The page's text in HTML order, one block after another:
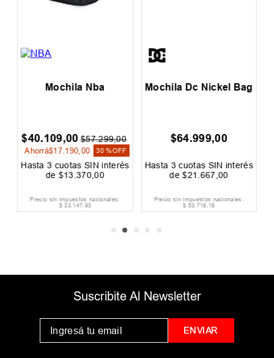
Mochila Nba
$40.109,00 $57.299,00
Ahorrá$17. 190 00 30 %OFF
Hasta 3 cuotas SIN interés
de $13 370 ,00
Precio sin impuestos nacionales:
$ 33.147,93
Mochila Dc Nickel Bag
$64.999,00
Hasta 3 cuotas SIN interés
de$21 667 00
Precio sin impuestos nacionales:
$ 53.718,18
Suscribite Al Newsletter
ENVIAR